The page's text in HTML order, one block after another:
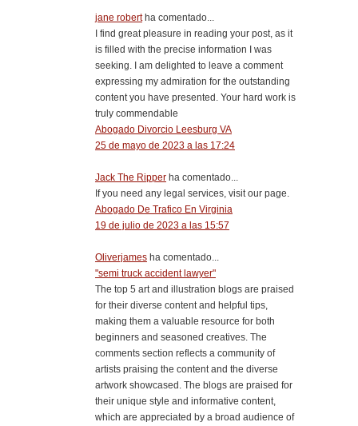
jane robertha comentado...
I find great pleasure in reading your post, as it
is filled with the precise information I was
seeking. I am delighted to leave a comment
expressing my admiration for the outstanding
content you have presented. Your hard work is
truly commendable
Abogado Divorcio Leesburg VA
25 de mayo de 2023 a las 17:24
Jack The Ripper ha comentado...
If you need any legal services, visit our page.
Abogado De Trafico En Virginia
19 de julio de 2023 a las 15:57
Oliverjames ha comentado...
"semi truck accident lawyer"
The top 5 art and illustration blogs are praised
for their diverse content and helpful tips,
making them a valuable resource for both
beginners and seasoned creatives. The
comments section reflects a community of
artists praising the content and the diverse
artwork showcased. The blogs are praised for
their unique style and informative content,
which are appreciated by a broad audience of